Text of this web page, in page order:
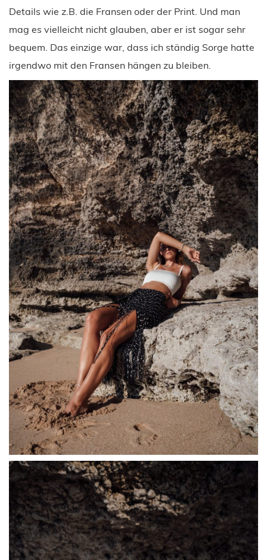
Details wie z.B. die Fransen oder der Print. Und man
mag es vielleicht nicht glauben, aber er ist sogar sehr
bequem. Das einzige war, dass ich ständig Sorge hatte
irgendwo mit den Fransen hängen zu bleiben.